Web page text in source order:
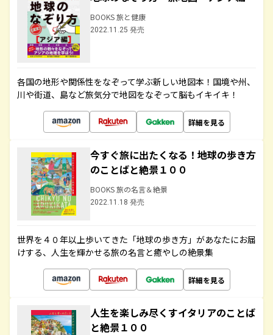
BOOKS 旅と健康
2022.11.25 発売
各国の地形や関係性をなぞって学ぶ新しい地図本！国境や州、
川や街道、島など旅気分で地図をなぞって脳もイキイキ！
詳細を見る
今すぐ旅に出たくなる！地球の歩き方
のことばと絶景１００
BOOKS 旅の名言＆絶景
2022.11.18 発売
世界を４０年以上歩いてきた「地球の歩き方」があなたにお届
けする、人生を輝かせる旅の名言と癒やしの絶景集
詳細を見る
人生を楽しみ尽くすイタリアのことば
と絶景１００